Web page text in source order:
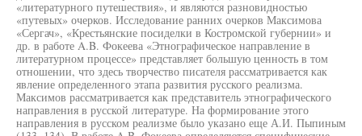
«литературного путешествия», и являются разновидностью
«путевых» очерков. Исследование ранних очерков Максимова
«Сергач», «Крестьянские посиделки в Костромской губернии» и
др. в работе A.B. Фокеева «Этнографическое направление в
литературном процессе» представляет большую ценность в том
отношении, что здесь творчество писателя рассматривается как
явление определенного этапа развития русского реализма.
Максимов рассматривается как представитель этнографического
направления в русской литературе. На формирование этого
направления в русском реализме было указано еще А.И. Пыпиным